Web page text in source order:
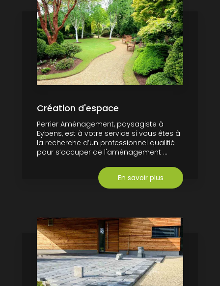
Création d'espace
Perrier Aménagement, paysagiste à
Eybens, est à votre service si vous êtes à
la recherche d’un professionnel qualifié
pour s’occuper de l'aménagement ...
En savoir plus